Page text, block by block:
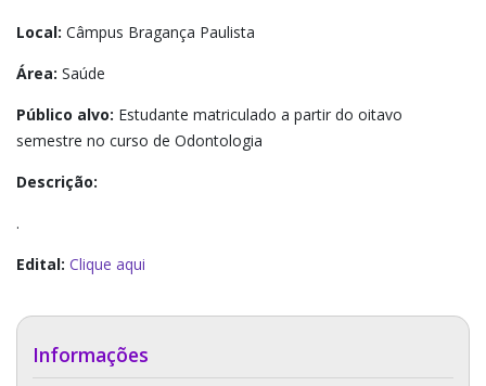
Local: Câmpus Bragança Paulista
Área: Saúde
Público alvo: Estudante matriculado a partir do oitavo
semestre no curso de Odontologia
Descrição:
.
Edital: Clique aqui
Informações